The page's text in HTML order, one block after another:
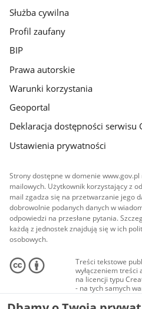
Służba cywilna
Profil zaufany
BIP
Prawa autorskie
Warunki korzystania
Geoportal
Deklaracja dostępności serwisu
Ustawienia prywatności
Strony dostępne w domenie
mailowych. Użytkownik korzystający z
mail zgadza się na przetwarzanie jego
dobrowolnie podanych danych w
odpowiedzi na przesłane pytania.
każdą z jednostek znajdują się w ich
osobowych.
Treści tekstowe
wyłączeniem treści
na licencji typu
- na tych samych
Materiały
audio i wideo, są